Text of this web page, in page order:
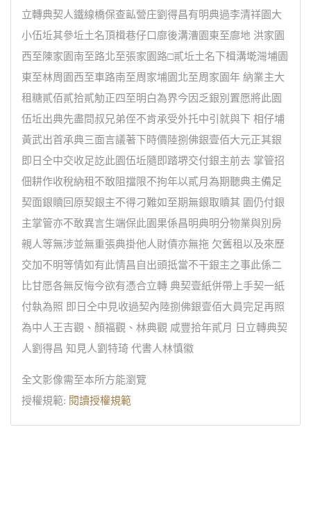
立轉典契人鐵線橋保查畆營庄劉得昌有明典過李清祥園大
小伍坵其參坵土名頂楫巷仔口廍後溝漕園東至廍地 洪家園
西至陳家園南至路北至張家園路□貳坵土名下楫溝墘灣埔園
東至林周園西至車路南至周家埔園北至周家園年 納業主大
租糖貳佰貳拾貳觔正四至明白為界今因乏銀別置愿將此園
伍坵出典先盡問叔兄弟侄不肯承受外托中引就與下 相仔埔
黃武出首承典三面言議著下時價陸捌佛銀壹佰大元正其銀
即日仝中交收足訖此園伍坵隨即踏堺交付銀主前去 掌管招
佃耕作收稅納租不敢阻擋限不拘年以貳月為期聽典主備足
契面銀贖回原契銀主不得刁難如至期無銀取贖其 園仍付銀
主掌管亦不敢異言生端保此園果係昌明典明分物業與別房
親人等無涉並無重張典掛他人財債亦無拖 欠舊租以及來歷
交加不明等情如有此情昌自出頭抵當不干銀主之事此係二
比甘愿各無反悔今欲有憑合立轉 典契壹紙併帶上手契一紙
付執為照 即日仝中見收過契內陸捌佛銀壹佰大員完足再照
為中人王吉觀、顏福觀、林典觀 咸豐拾年貳月 日立轉典契
人劉得昌 知見人劉特琦 代書人林慎徽
全文影像需至本所方能瀏覽
授權規範: 閱讀授權規範